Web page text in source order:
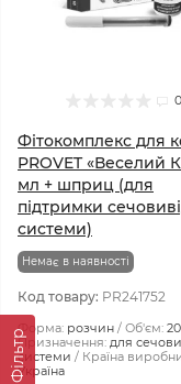
Фiльтр
0
Фітокомплекс для
PROVET «Веселий
мл + шприц (для
підтримки
системи)
Немає в наявності
Код товару: PR241752
Форма: розчин Об'єм:
Призначення: для
системи
Країна
Україна